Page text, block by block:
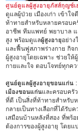
ศูนย์ดูแลผู้สูงอายุภัสส์กุญช์
ดูแลผู้ป่วย เมืองเก่า เข้า
ท้าทายสำหรับหลายครอบค
อาชีพ ทีมแพทย์ พยาบาล
สูง พร้อมดูแลผู้สูงอายุอย่า
และฟื้นฟูสภาพร่างกาย กิจ
ผู้สูงอายุโดยเฉพาะ ช่วยใ
กายและใจ ตอบโจทย์ทุกค
ศูนย์ดูแลผู้สูงอายุขอนแก่น
เมืองขอนแก่นและครอบครั
ที่ดี เป็นสิ่งที่ท้าทายสำหรับ
กลายเป็นทางเลือกที่ได้รั
เสมือนบ้านหลังที่สอง ที่พร้
ต้องการของผู้สูงอายุ โดย